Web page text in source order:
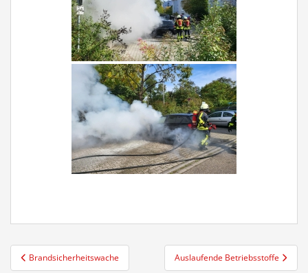
Beitragsnavigation
Brandsicherheitswache Auslaufende Betriebsstoffe